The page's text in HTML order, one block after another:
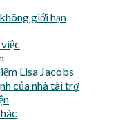
giới hạn
Lisa Jacobs
của nhà tài trợ